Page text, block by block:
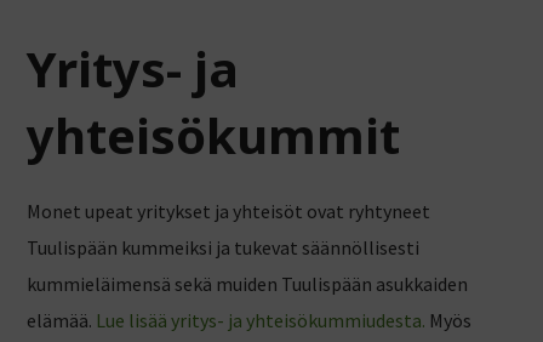
Yritys- ja
yhteisökummit
Monet upeat yritykset ja yhteisöt ovat ryhtyneet
Tuulispään kummeiksi ja tukevat säännöllisesti
kummieläimensä sekä muiden Tuulispään asukkaiden
elämää. Lue lisää yritys- ja yhteisökummiudesta. Myös